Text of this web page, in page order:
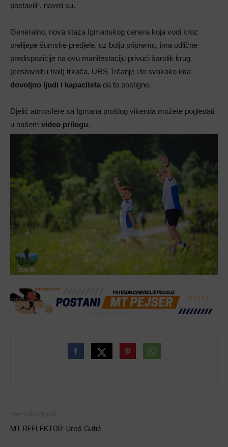
postavili“, naveli su.
Generalno, nova staza Igmanskog cenera koja vodi kroz
prelijepe šumske predjele, uz bolju pripremu, ima odlične
predispozicije na ovu manifestaciju privući šarolik krug
(cestovnih i trail) trkača. URS Trčanje i to svakako ima
dovoljno ljudi i kapaciteta da to postigne.
Djelić atmosfere sa Igmana prošlog vikenda možete pogledati
u našem video prilogu.
MT REFLEKTOR: Uroš Gutić